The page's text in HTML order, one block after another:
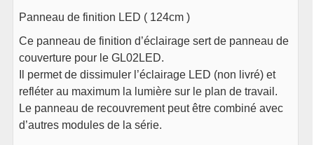
Panneau de finition LED ( 124cm )
Ce panneau de finition d’éclairage sert de panneau de
couverture pour le GL02LED.
Il permet de dissimuler l’éclairage LED (non livré) et
refléter au maximum la lumière sur le plan de travail.
Le panneau de recouvrement peut être combiné avec
d’autres modules de la série.